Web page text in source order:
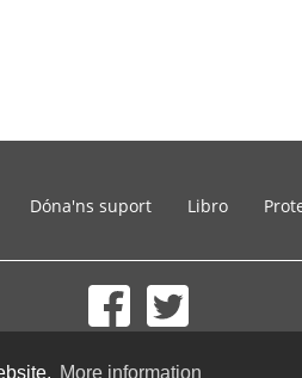
More information
Dóna'ns suport Libro